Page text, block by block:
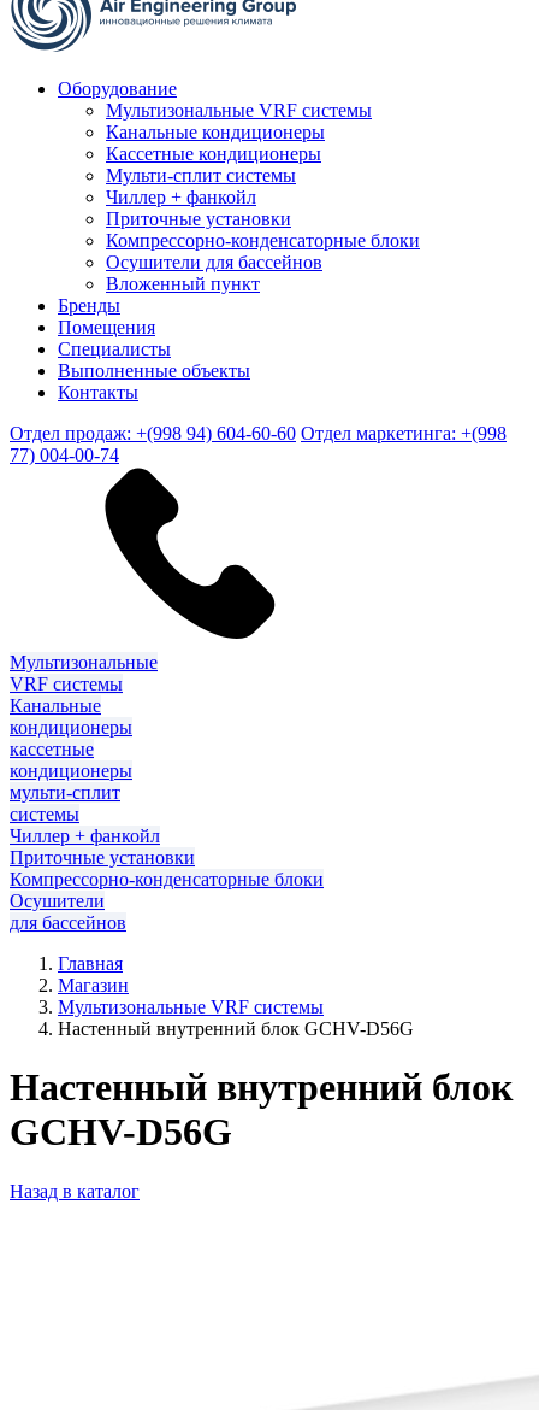
Оборудование
Мультизональные VRF системы
Канальные кондиционеры
Кассетные кондиционеры
Мульти-сплит системы
Чиллер + фанкойл
Приточные установки
Компрессорно-конденсаторные блоки
Осушители для бассейнов
Вложенный пункт
Бренды
Помещения
Специалисты
Выполненные объекты
Контакты
Отдел продаж: +(998 94) 604-60-60 Отдел маркетинга: +(998
77) 004-00-74
Мультизональные
VRF системы
Канальные
кондиционеры
кассетные
кондиционеры
мульти-сплит
системы
Чиллер + фанкойл
Приточные установки
Компрессорно-конденсаторные блоки
Осушители
для бассейнов
Главная
Магазин
Мультизональные VRF системы
Настенный внутренний блок GCHV-D56G
Настенный внутренний блок
GCHV-D56G
Назад в каталог